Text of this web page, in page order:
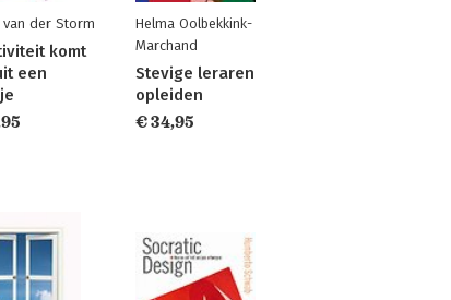
van der Storm
komt
een
Helma Oolbekkink-
Marchand
Stevige leraren
opleiden
€ 34,95